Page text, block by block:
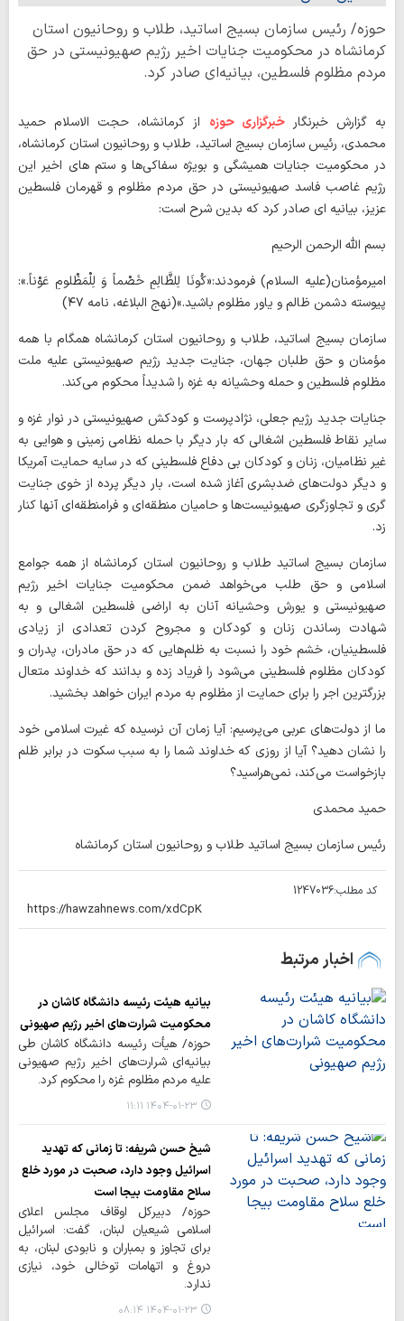
حوزه/ رئیس سازمان بسیج اساتید، طلاب و روحانیون استان
کرمانشاه در محکومیت جنایات اخیر رژیم صهیونیستی در حق
مردم مظلوم فلسطین، بیانیه‌ای صادر کرد.
به گزارش خبرنگارخبرگزاری حوزه از کرمانشاه، حجت الاسلام حمید
محمدی، رئیس سازمان بسیج اساتید، طلاب و روحانیون استان کرمانشاه،
در محکومیت جنایات همیشگی و بویژه سفاکی‌ها و ستم های اخیر این
رژیم غاصب فاسد صهیونیستی در حق مردم مظلوم و قهرمان فلسطین
عزیز، بیانیه ای صادر کرد که بدین شرح است:
بسم الله الرحمن الرحیم
امیرمؤمنان(علیه السلام) فرمودند:«کُونَا لِلظَّالِمِ خَصْماً وَ لِلْمَظْلومِ عَوْناً.»:
پیوسته دشمن ظالم و یاور مظلوم باشید.»(نهج البلاغه، نامه ۴۷)
سازمان بسیج اساتید، طلاب و روحانیون استان کرمانشاه همگام با همه
مؤمنان و حق طلبان جهان، جنایت جدید رژیم صهیونیستی علیه ملت
مظلوم فلسطین و حمله وحشیانه به غزه را شدیداً محکوم می‌کند.
جنایات جدید رژیم جعلی، نژادپرست و کودکش صهیونیستی در نوار غزه و
سایر نقاط فلسطین اشغالی که بار دیگر با حمله نظامی زمینی و هوایی به
غیر نظامیان، زنان و کودکان بی دفاع فلسطینی که در سایه حمایت آمریکا
و دیگر دولت‌های ضدبشری آغاز شده است، بار دیگر پرده از خوی جنایت
گری و تجاوزگری صهیونیست‌ها و حامیان منطقه‌ای و فرامنطقه‌ای آنها کنار
زد.
سازمان بسیج اساتید طلاب و روحانیون استان کرمانشاه از همه جوامع
اسلامی و حق طلب می‌خواهد ضمن محکومیت جنایات اخیر رژیم
صهیونیستی و یورش وحشیانه آنان به اراضی فلسطین اشغالی و به
شهادت رساندن زنان و کودکان و مجروح کردن تعدادی از زیادی
فلسطینیان، خشم خود را نسبت به ظلم‌هایی که در حق مادران، پدران و
کودکان مظلوم فلسطینی می‌شود را فریاد زده و بدانند که خداوند متعال
بزرگترین اجر را برای حمایت از مظلوم به مردم ایران خواهد بخشید.
ما از دولت‌های عربی می‌پرسیم: آیا زمان آن نرسیده که غیرت اسلامی خود
را نشان دهید؟ آیا از روزی که خداوند شما را به سبب سکوت در برابر ظلم
بازخواست می‌کند، نمی‌هراسید؟
حمید محمدی
رئیس سازمان بسیج اساتید طلاب و روحانیون استان کرمانشاه
کد مطلب:1247036
اخبار مرتبط
بیانیه هیئت رئیسه دانشگاه کاشان در
محکومیت شرارت‌های اخیر رژیم صهیونی
حوزه/ هیأت رئیسه دانشگاه کاشان طی
بیانیه‌ای شرارت‌های اخیر رژیم صهیونی
علیه مردم مظلوم غزه را محکوم کرد.
۱۴۰۴-۰۱-۲۳ ۱۱:۱۱
شیخ حسن شریفه: تا زمانی که تهدید
اسرائیل وجود دارد، صحبت در مورد خلع
سلاح مقاومت بیجا است
حوزه/ دبیرکل اوقاف مجلس اعلای
اسلامی شیعیان لبنان، گفت: اسرائیل
برای تجاوز و بمباران و نابودی لبنان، به
دروغ و اتهامات توخالی خود، نیازی
ندارد.
۱۴۰۴-۰۱-۲۳ ۰۸:۱۴